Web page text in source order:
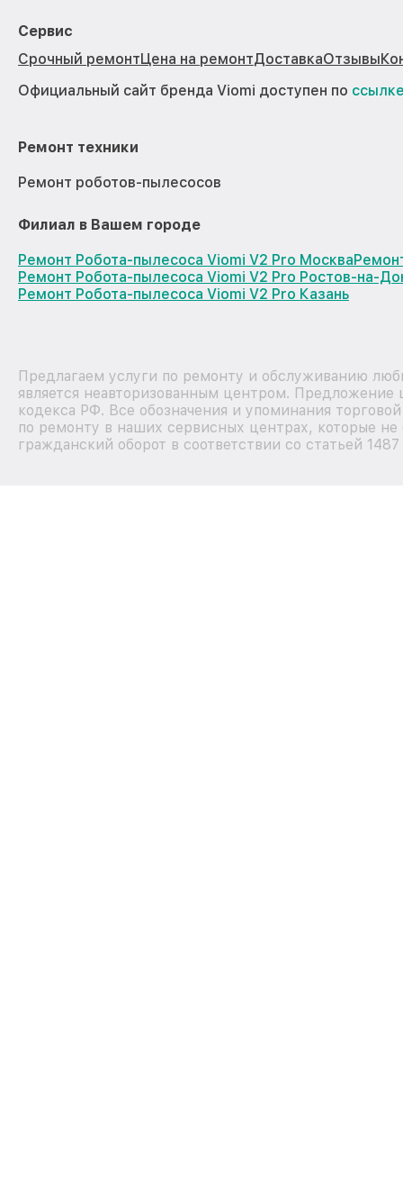
Сервис
Срочный ремонтЦена на ремонтДоставкаОтзывы
Официальный сайт бренда Viomi доступен по
Ремонт техники
Ремонт роботов-пылесосов
Филиал в Вашем городе
Ремонт Робота-пылесоса Viomi V2 Pro Москва
Ремонт Робота-пылесоса Viomi V2 Pro Ростов-на-
Ремонт Робота-пылесоса Viomi V2 Pro Казань
Предлагаем услуги по ремонту и обслуживанию
является неавторизованным центром.
кодекса РФ. Все обозначения и упоминания
по ремонту в наших сервисных центрах, которые
гражданский оборот в соответствии со статьей